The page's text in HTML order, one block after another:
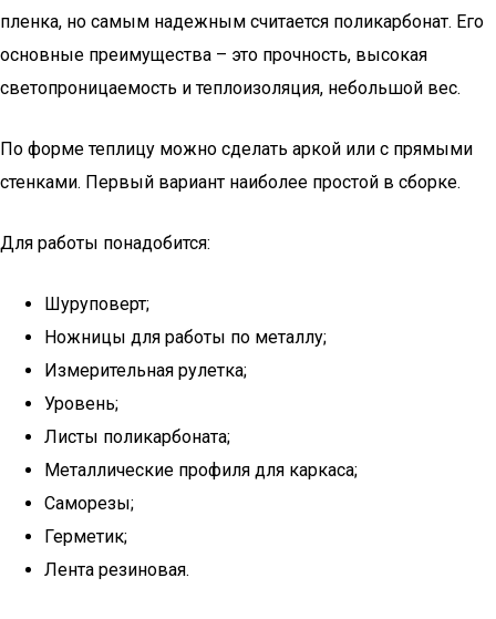
пленка, но самым надежным считается поликарбонат. Его
основные преимущества – это прочность, высокая
светопроницаемость и теплоизоляция, небольшой вес.
По форме теплицу можно сделать аркой или с прямыми
стенками. Первый вариант наиболее простой в сборке.
Для работы понадобится:
Шуруповерт;
Ножницы для работы по металлу;
Измерительная рулетка;
Уровень;
Листы поликарбоната;
Металлические профиля для каркаса;
Саморезы;
Герметик;
Лента резиновая.